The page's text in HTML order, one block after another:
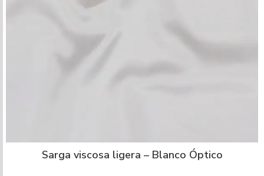
Sarga viscosa ligera – Blanco Óptico